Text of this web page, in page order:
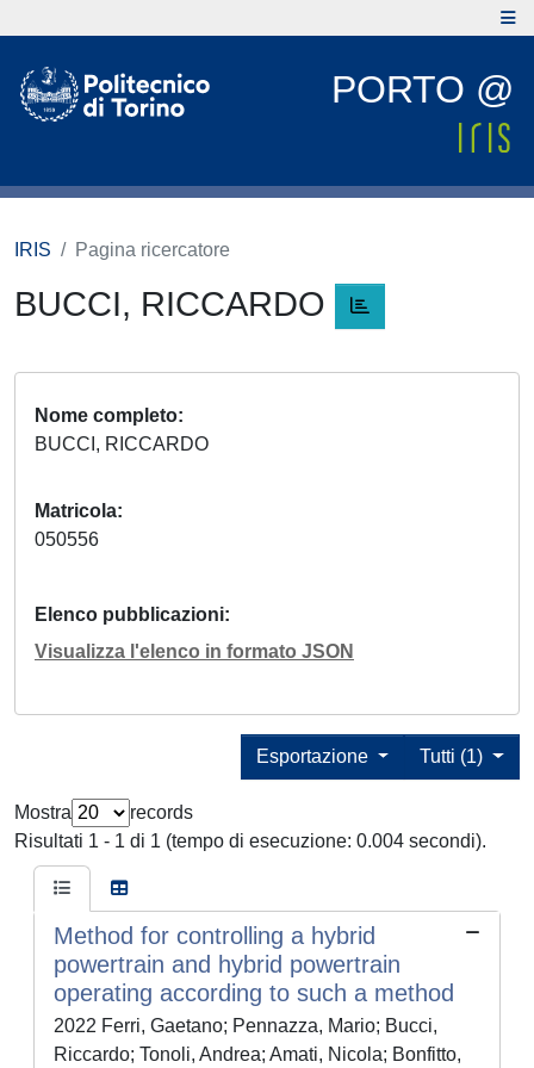
PORTO @
IRIS Pagina ricercatore
BUCCI, RICCARDO
Nome completo
BUCCI, RICCARDO
Matricola
050556
Elenco pubblicazioni
Visualizza l'elenco in formato JSON
Tutti (1)
Esportazione
Mostra
records
Risultati 1 - 1 di 1 (tempo di esecuzione: 0.004 secondi).
Method for controlling a hybrid
powertrain and hybrid powertrain
operating according to such a method
2022 Ferri, Gaetano; Pennazza, Mario; Bucci,
Riccardo; Tonoli, Andrea; Amati, Nicola; Bonfitto,